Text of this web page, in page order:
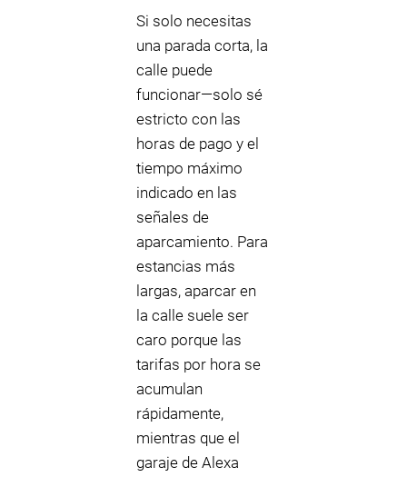
Si solo necesitas
una parada corta, la
calle puede
funcionar—solo sé
estricto con las
horas de pago y el
tiempo máximo
indicado en las
señales de
aparcamiento. Para
estancias más
largas, aparcar en
la calle suele ser
caro porque las
tarifas por hora se
acumulan
rápidamente,
mientras que el
garaje de Alexa